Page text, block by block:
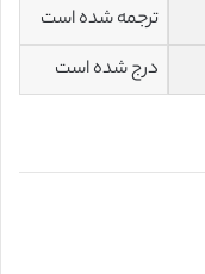
ترجمه شده است
درج شده است